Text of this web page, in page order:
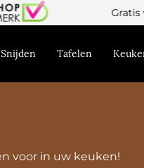
Gratis
Snijden Tafelen
voor in uw keuken!